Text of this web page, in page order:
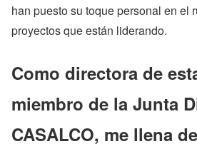
han puesto su toque personal en el
proyectos que están liderando.
Como directora de
miembro de la Junta
CASALCO, me llena